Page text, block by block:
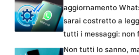
aggiornamento
sarai costretto a
tutti i messaggi: non
Non tutti lo sanno,